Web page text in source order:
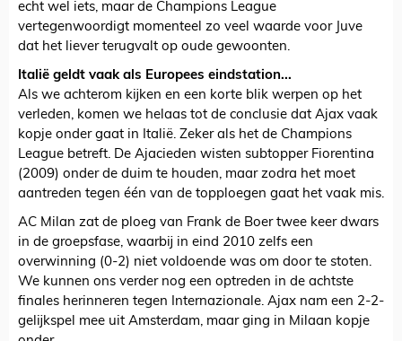
echt wel iets, maar de Champions League
vertegenwoordigt momenteel zo veel waarde voor Juve
dat het liever terugvalt op oude gewoonten.
Italië geldt vaak als Europees eindstation...
Als we achterom kijken en een korte blik werpen op het
verleden, komen we helaas tot de conclusie dat Ajax vaak
kopje onder gaat in Italië. Zeker als het de Champions
League betreft. De Ajacieden wisten subtopper Fiorentina
(2009) onder de duim te houden, maar zodra het moet
aantreden tegen één van de topploegen gaat het vaak mis.
AC Milan zat de ploeg van Frank de Boer twee keer dwars
in de groepsfase, waarbij in eind 2010 zelfs een
overwinning (0-2) niet voldoende was om door te stoten.
We kunnen ons verder nog een optreden in de achtste
finales herinneren tegen Internazionale. Ajax nam een 2-2-
gelijkspel mee uit Amsterdam, maar ging in Milaan kopje